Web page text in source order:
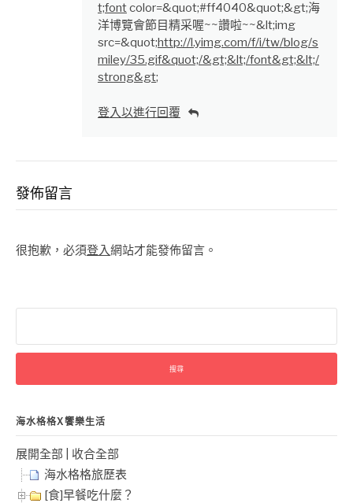
t;fontcolor=&quot;#ff4040&quot;&gt;海
洋博覽會節目精采喔~~讚啦~~&lt;img
src=&quot;http://l.yimg.com/f/i/tw/blog/s
miley/35.gif&quot;/&gt;&lt;/font&gt;&lt;/
strong&gt;
登入以進行回覆
發佈留言
很抱歉，必須登入網站才能發佈留言。
關
字:
海水格格X饗樂生活
展開全部
收合全部
海水格格旅歷表
[食]早餐吃什麼？